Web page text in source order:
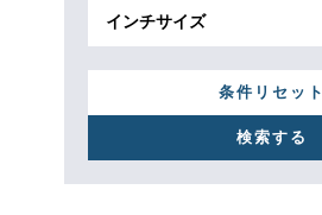
インチサイズ
条件リセット